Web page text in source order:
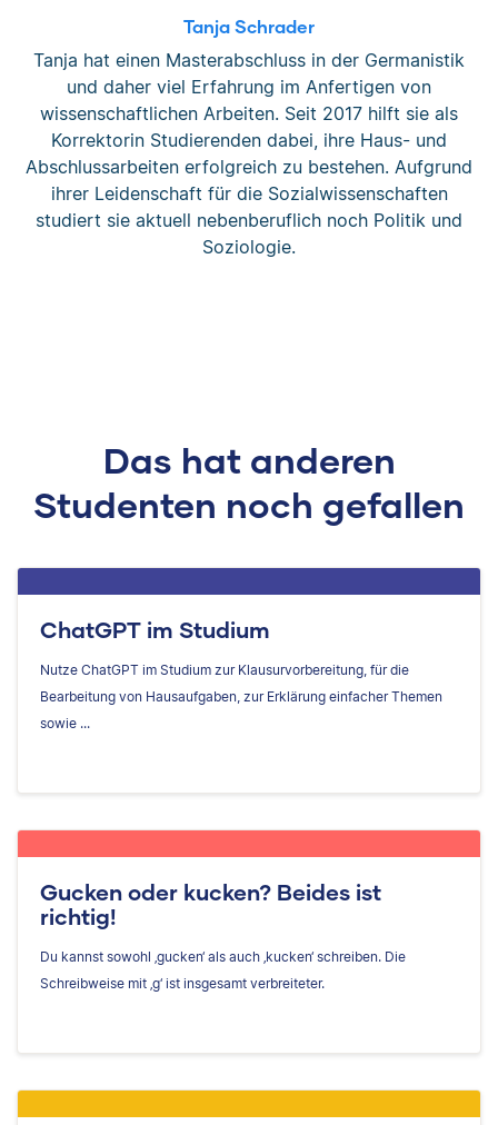
Tanja Schrader
Tanja hat einen Masterabschluss in der Germanistik
und daher viel Erfahrung im Anfertigen von
wissenschaftlichen Arbeiten. Seit 2017 hilft sie als
Korrektorin Studierenden dabei, ihre Haus- und
Abschlussarbeiten erfolgreich zu bestehen. Aufgrund
ihrer Leidenschaft für die Sozialwissenschaften
studiert sie aktuell nebenberuflich noch Politik und
Soziologie.
Das hat anderen
Studenten noch gefallen
ChatGPT im Studium
Nutze ChatGPT im Studium zur Klausurvorbereitung, für die
Bearbeitung von Hausaufgaben, zur Erklärung einfacher Themen
sowie ...
Gucken oder kucken? Beides ist
richtig!
Du kannst sowohl ‚gucken‘ als auch ‚kucken‘ schreiben. Die
Schreibweise mit ‚g‘ ist insgesamt verbreiteter.